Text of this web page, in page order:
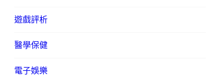
遊戲評析
醫學保健
電子娛樂